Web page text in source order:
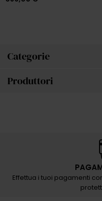
Categorie
Produttori
Effettua i tuoi pagamenti